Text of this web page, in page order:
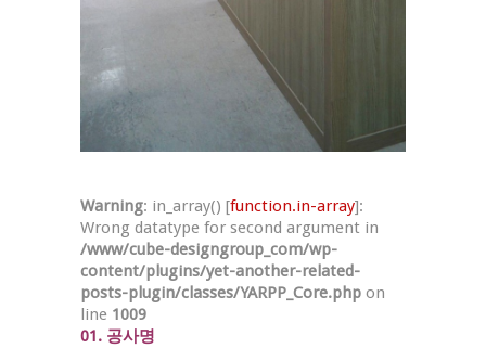
Warning: in_array() [function.in-array]:
Wrong datatype for second argument in
/www/cube-designgroup_com/wp-
content/plugins/yet-another-related-
posts-plugin/classes/YARPP_Core.php on
line 1009
01. 공사명